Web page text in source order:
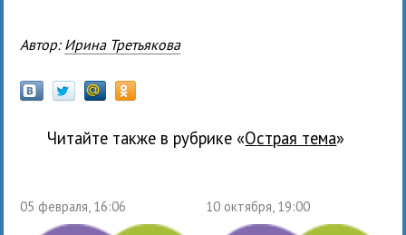
Автор: Ирина Третьякова
Читайте также в рубрике « Острая тема»
05 февраля, 16:06 10 октября, 19:00